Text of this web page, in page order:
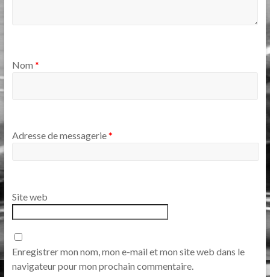
Nom *
Adresse de messagerie*
Site web
Enregistrer mon nom, mon e-mail et mon site web dans le
navigateur pour mon prochain commentaire.